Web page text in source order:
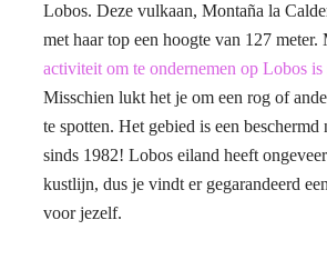
Lobos. Deze vulkaan, Montaña la
met haar top een hoogte van 127 meter.
activiteit om te ondernemen op Lobos is
Misschien lukt het je om een rog of
te spotten. Het gebied is een beschermd
sinds 1982! Lobos eiland heeft
kustlijn, dus je vindt er gegarandeerd
voor jezelf.